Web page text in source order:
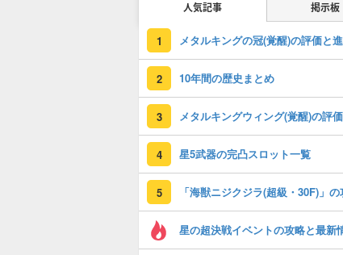
人気記事 掲示板
1
2 10年間の歴史まとめ
3
4 星5武器の完凸スロット一覧
5
星の超決戦イベントの攻略と最新